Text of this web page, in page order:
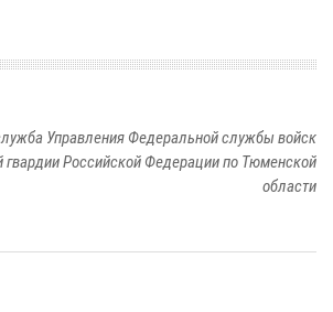
Управления Федеральной службы войск
гвардии Российской Федерации по Тюменской
области